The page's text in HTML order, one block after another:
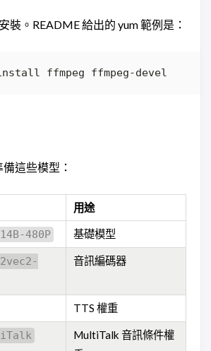
裝。README 給出的 yum 範例是：
這些模型：
用途
480P 基礎模型
音訊編碼器
TTS 權重
MultiTalk 音訊條件權